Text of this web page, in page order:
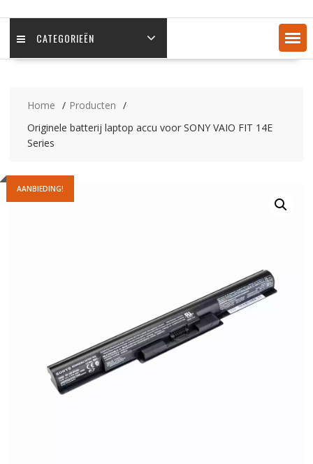
CATEGORIEËN
Home
Producten
Originele batterij laptop accu voor SONY VAIO FIT 14E
Series
AANBIEDING!